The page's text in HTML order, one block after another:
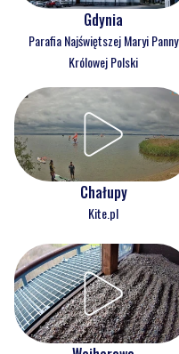
Gdynia
Parafia Najświętszej Maryi Panny
Królowej Polski
Chałupy
Kite.pl